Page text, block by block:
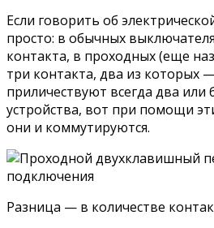
Если говорить об
просто: в обычных
контакта, в проходных (еще
три контакта, два из которых
приличествуют всегда два или
устройства, вот при помощи
они и коммутируются.
Разница — в количестве